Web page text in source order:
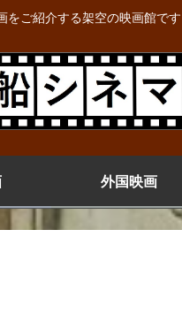
をご紹介する架空の映画館です
外国映画